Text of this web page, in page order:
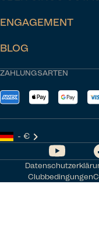
ZAHLUNGSARTEN
- €
ENGAGEMENT
BLOG
Clubbedingungen